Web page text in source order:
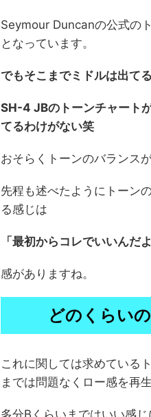
Seymour Duncanの公式の
となっています。
でもそこまでミドルは出て
SH-4 JBのトーンチャート
てるわけがない笑
おそらくトーンのバランス
先程も述べたようにトーン
る感じは
「最初からコレでいいんだよ
感がありますね。
どのくらい
これに関しては求めている
までは問題なくロー感を再
多分Bくらいまではいい感じ